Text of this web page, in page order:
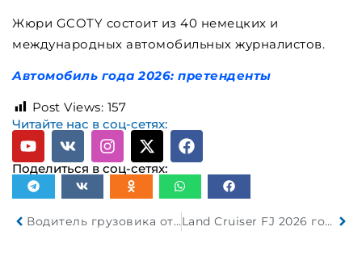
Жюри GCOTY состоит из 40 немецких и
международных автомобильных журналистов.
Автомобиль года 2026: претенденты
Post Views: 157
Читайте нас в соц-сетях:
Поделиться в соц-сетях:
Водитель грузовика отвлекся от управления и сбил столб Land Cruiser FJ 2026 года — новый компактный внедорожник от Toyota